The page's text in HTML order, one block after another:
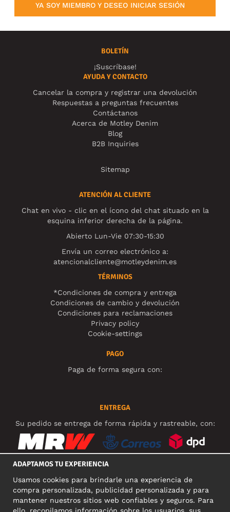
YA SOY MIEMBRO Y DESEO INICIAR SESIÓN
BOLETÍN
¡Suscríbase!
AYUDA Y CONTACTO
Cancelar la compra y registrar una devolución
Respuestas a preguntas frecuentes
Contáctanos
Acerca de Motley Denim
Blog
B2B Inquiries
Sitemap
ATENCIÓN AL CLIENTE
Chat en vivo - clic en el ícono del chat situado en la
esquina inferior derecha de la página.
Abierto Lun-Vie 07:30-15:30
Envía un correo electrónico a:
atencionalcliente@motleydenim.es
TÉRMINOS
*Condiciones de compra y entrega
Condiciones de cambio y devolución
Condiciones para reclamaciones
Privacy policy
Cookie-settings
PAGO
Paga de forma segura con:
ENTREGA
Su pedido se entrega de forma rápida y rastreable, con:
REDES SOCIALES
ADAPTAMOS TU EXPERIENCIA
Usamos cookies para brindarle una experiencia de
compra personalizada, publicidad personalizada y para
mantener nuestros sitios web confiables y seguros. Para